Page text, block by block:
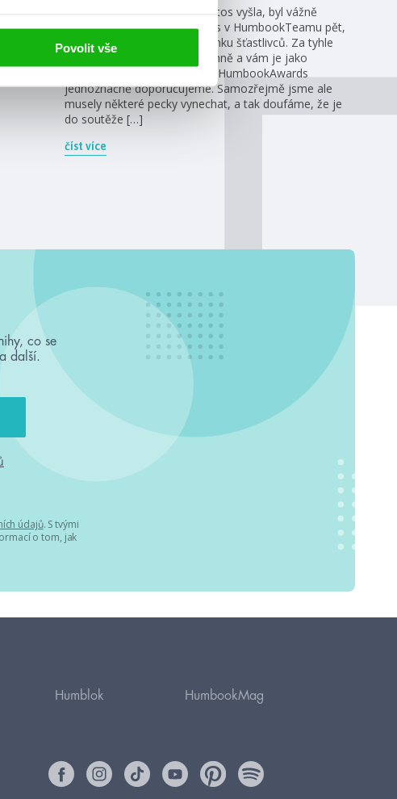
Povolit vše
Vybrat nejlepší knihu, která letos vyšla, byl vážně
nadlidský úkol. Naštěstí je nás v HumbookTeamu pět,
takže stačilo vybrat jen skupinku šťastlivců. Za tyhle
knihy bychom daly ruku do ohně a vám je jako
kandidáty do prvního ročníku HumbookAwards
jednoznačně doporučujeme. Samozřejmě jsme ale
musely některé pecky vynechat, a tak doufáme, že je
do soutěže […]
číst více
co se
další.
údajů. S tvými
o tom, jak
Humblok HumbookMag